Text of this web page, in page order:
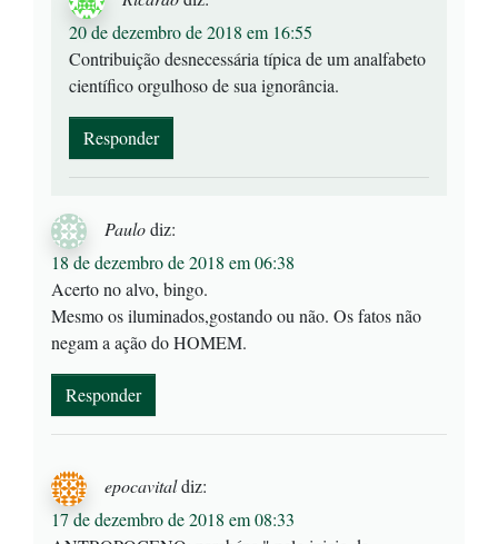
20 de dezembro de 2018 em 16:55
Contribuição desnecessária típica de um analfabeto
científico orgulhoso de sua ignorância.
Responder
Paulodiz:
18 de dezembro de 2018 em 06:38
Acerto no alvo, bingo.
Mesmo os iluminados,gostando ou não. Os fatos não
negam a ação do HOMEM.
Responder
epocavitaldiz:
17 de dezembro de 2018 em 08:33